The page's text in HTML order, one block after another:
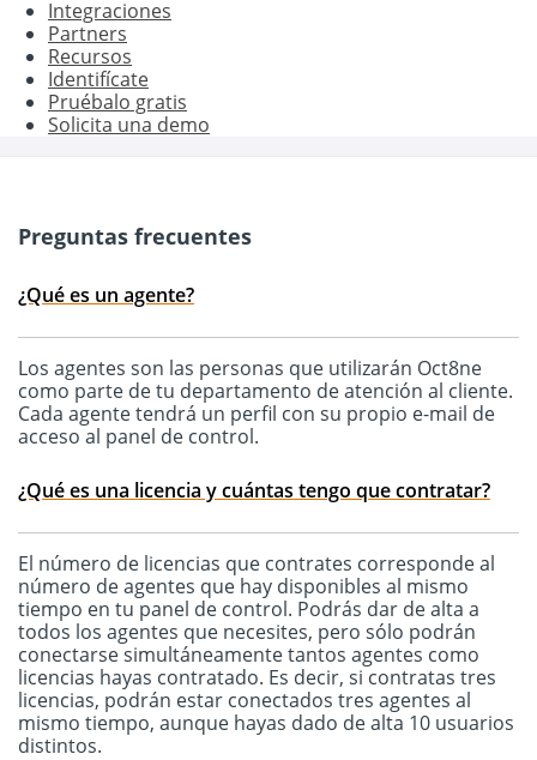
Integraciones
Partners
Recursos
Identifícate
Pruébalo gratis
Solicita una demo
Preguntas frecuentes
¿Qué es un agente?
Los agentes son las personas que utilizarán Oct8ne
como parte de tu departamento de atención al cliente.
Cada agente tendrá un perfil con su propio e-mail de
acceso al panel de control.
¿Qué es una licencia y cuántas tengo que contratar?
El número de licencias que contrates corresponde al
número de agentes que hay disponibles al mismo
tiempo en tu panel de control. Podrás dar de alta a
todos los agentes que necesites, pero sólo podrán
conectarse simultáneamente tantos agentes como
licencias hayas contratado. Es decir, si contratas tres
licencias, podrán estar conectados tres agentes al
mismo tiempo, aunque hayas dado de alta 10 usuarios
distintos.